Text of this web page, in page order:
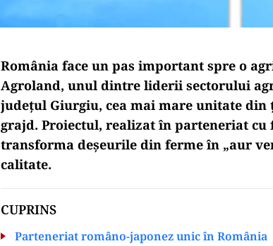
România face un pas important spre o
Agroland, unul dintre liderii sectorului
județul Giurgiu, cea mai mare unitate
grajd. Proiectul, realizat în parteneriat cu
transforma deșeurile din ferme în „aur
calitate.
CUPRINS
Parteneriat româno-japonez unic în România